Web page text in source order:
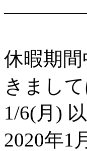
休暇期
きまして
1/6(月)
2020年1